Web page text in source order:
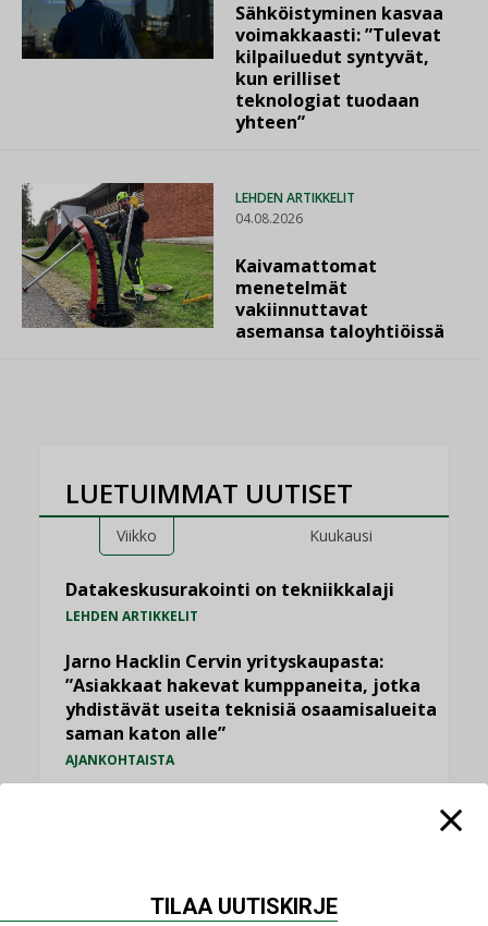
Sähköistyminen kasvaa
voimakkaasti: ”Tulevat
kilpailuedut syntyvät,
kun erilliset
teknologiat tuodaan
yhteen”
LEHDEN ARTIKKELIT
04.08.2026
Kaivamattomat
menetelmät
vakiinnuttavat
asemansa taloyhtiöissä
LUETUIMMAT UUTISET
Viikko Kuukausi
Datakeskusurakointi on tekniikkalaji
LEHDEN ARTIKKELIT
Jarno Hacklin Cervin yrityskaupasta:
”Asiakkaat hakevat kumppaneita, jotka
yhdistävät useita teknisiä osaamisalueita
saman katon alle”
AJANKOHTAISTA
TILAA UUTISKIRJE